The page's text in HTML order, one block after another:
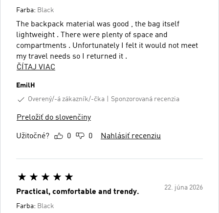
Farba: Black
The backpack material was good , the bag itself
lightweight . There were plenty of space and
compartments . Unfortunately I felt it would not meet
my travel needs so I returned it .
ČÍTAJ VIAC
EmilH
Overený/-á zákazník/-čka
Sponzorovaná recenzia
Preložiť do slovenčiny
Užitočné? 0 0 Nahlásiť recenziu
22. júna 2026
Practical, comfortable and trendy.
Farba: Black